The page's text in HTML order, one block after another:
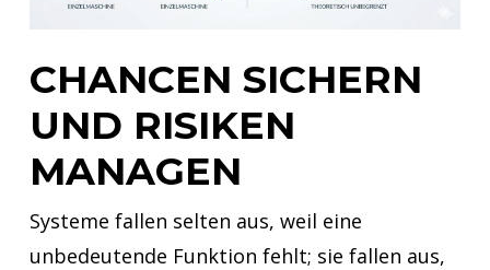
CHANCEN SICHERN
UND RISIKEN
MANAGEN
Systeme fallen selten aus, weil eine
unbedeutende Funktion fehlt; sie fallen aus,